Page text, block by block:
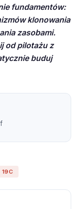
fundamentów:
klonowania
zasobami.
od pilotażu z
buduj
19C